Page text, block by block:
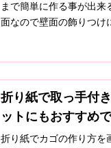
まで簡単に作る事が出
面なので壁面の飾りつけ
折り紙で取っ手付
ットにもおすすめ
折り紙でカゴの作り方を